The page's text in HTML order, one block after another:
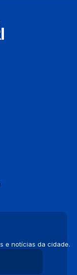
e notícias da cidade.